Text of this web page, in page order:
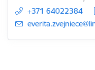
+371 64022384
E-pasts: